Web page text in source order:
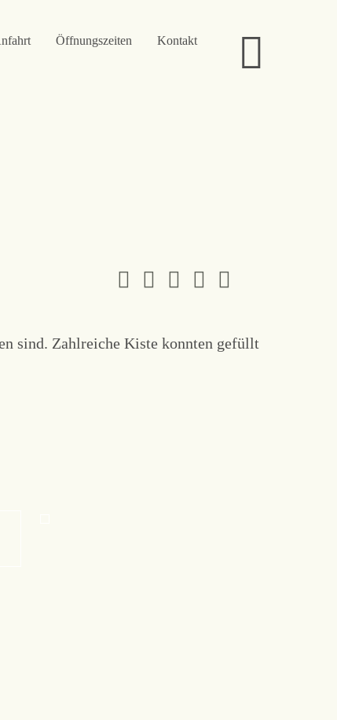
Kontakt
Öffnungszeiten
sind. Zahlreiche Kiste konnten gefüllt